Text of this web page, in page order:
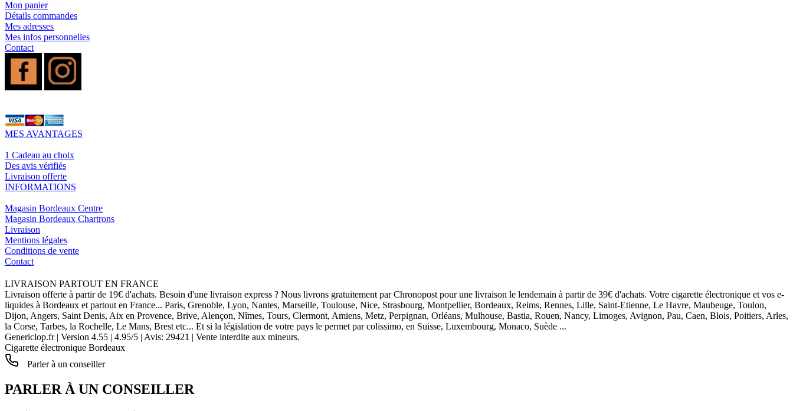
Mon panier
Détails commandes
Mes adresses
Mes infos personnelles
Contact
MES AVANTAGES
1 Cadeau au choix
Des avis vérifiés
Livraison offerte
INFORMATIONS
Magasin Bordeaux Centre
Magasin Bordeaux Chartrons
Livraison
Mentions légales
Conditions de vente
Contact
LIVRAISON PARTOUT EN FRANCE
Livraison offerte à partir de 19€ d'achats. Besoin d'une livraison express ? Nous livrons gratuitement par Chronopost pour une livraison le lendemain à partir de 39€ d'achats. Votre cigarette électronique et vos e-
liquides à Bordeaux et partout en France... Paris, Grenoble, Lyon, Nantes, Marseille, Toulouse, Nice, Strasbourg, Montpellier, Bordeaux, Reims, Rennes, Lille, Saint-Etienne, Le Havre, Maubeuge, Toulon,
Dijon, Angers, Saint Denis, Aix en Provence, Brive, Alençon, Nîmes, Tours, Clermont, Amiens, Metz, Perpignan, Orléans, Mulhouse, Bastia, Rouen, Nancy, Limoges, Avignon, Pau, Caen, Blois, Poitiers, Arles,
la Corse, Tarbes, la Rochelle, Le Mans, Brest etc... Et si la législation de votre pays le permet par colissimo, en Suisse, Luxembourg, Monaco, Suède ...
Genericlop.fr| Version 4.55 | 4.95/5 | Avis: 29421 | Vente interdite aux mineurs.
Cigarette électronique Bordeaux
Parler à un conseiller
PARLER À UN CONSEILLER